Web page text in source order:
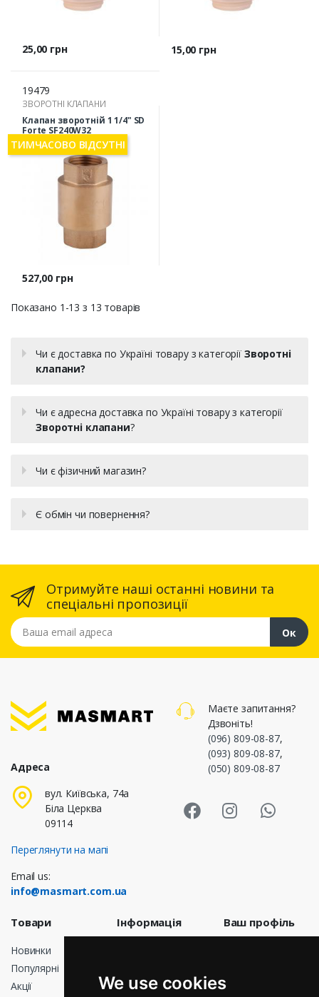
We use cookies
Ціна
25,00 грн Ціна
15,00 грн
19479
ЗВОРОТНІ КЛАПАНИ
Клапан зворотній 1 1/4" SD
Forte SF240W32
Ціна
527,00 грн
ТИМЧАСОВО ВІДСУТНІ
Показано 1-13 з 13 товарів
Чи є доставка по Україні товару з категорії Зворотні
клапани?
Чи є адресна доставка по Україні товару з категорії
Зворотні клапани?
Чи є фізичний магазин?
Є обмін чи повернення?
Отримуйте наші останні новини та
спеціальні пропозиції
Ваша email адреса
Ок
Адреса
вул. Київська, 74а
Біла Церква
09114
Переглянути на мапі
Email us:
info@masmart.com.ua
Маєте запитання?
Дзвоніть!
(096) 809-08-87,
(093) 809-08-87,
(050) 809-08-87
Товари
Новинки
Популярні
Акції
Інформація
публічної
Ваш профіль
Кредитні